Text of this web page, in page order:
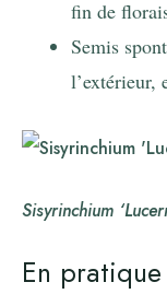
fin de
Semis
l’extérieur,
Sisyrinchium
En pratique